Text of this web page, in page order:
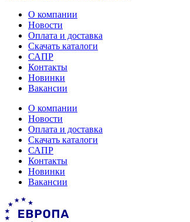
О компании
Новости
Оплата и доставка
Скачать каталоги
САПР
Контакты
Новинки
Вакансии
О компании
Новости
Оплата и доставка
Скачать каталоги
САПР
Контакты
Новинки
Вакансии